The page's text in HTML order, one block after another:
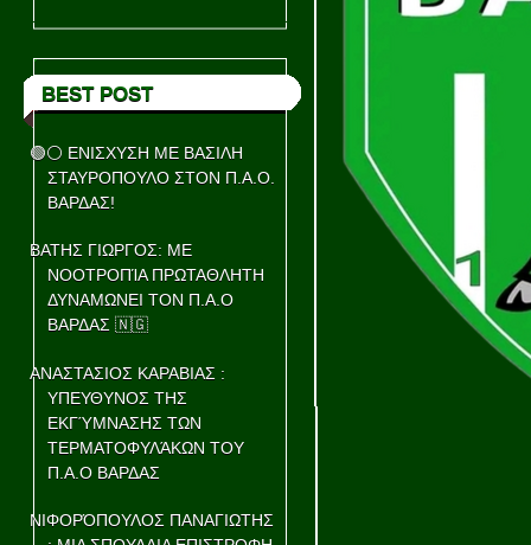
BEST POST
🟢⚪ ΕΝΙΣΧΥΣΗ ΜΕ ΒΑΣΙΛΗ
ΣΤΑΥΡΟΠΟΥΛΟ ΣΤΟΝ Π.Α.Ο.
ΒΑΡΔΑΣ!
ΒΑΤΗΣ ΓΙΩΡΓΟΣ: ΜΕ
ΝΟΟΤΡΟΠΊΑ ΠΡΩΤΑΘΛΗΤΗ
ΔΥΝΑΜΩΝΕΙ ΤΟΝ Π.Α.Ο
ΒΑΡΔΑΣ 🇳🇬
ΑΝΑΣΤΑΣΙΟΣ ΚΑΡΑΒΙΑΣ :
ΥΠΕΥΘΥΝΟΣ ΤΗΣ
ΕΚΓΎΜΝΑΣΗΣ ΤΩΝ
ΤΕΡΜΑΤΟΦΥΛΆΚΩΝ ΤΟΥ
Π.Α.Ο ΒΑΡΔΑΣ
ΝΙΦΟΡΌΠΟΥΛΟΣ ΠΑΝΑΓΙΩΤΗΣ